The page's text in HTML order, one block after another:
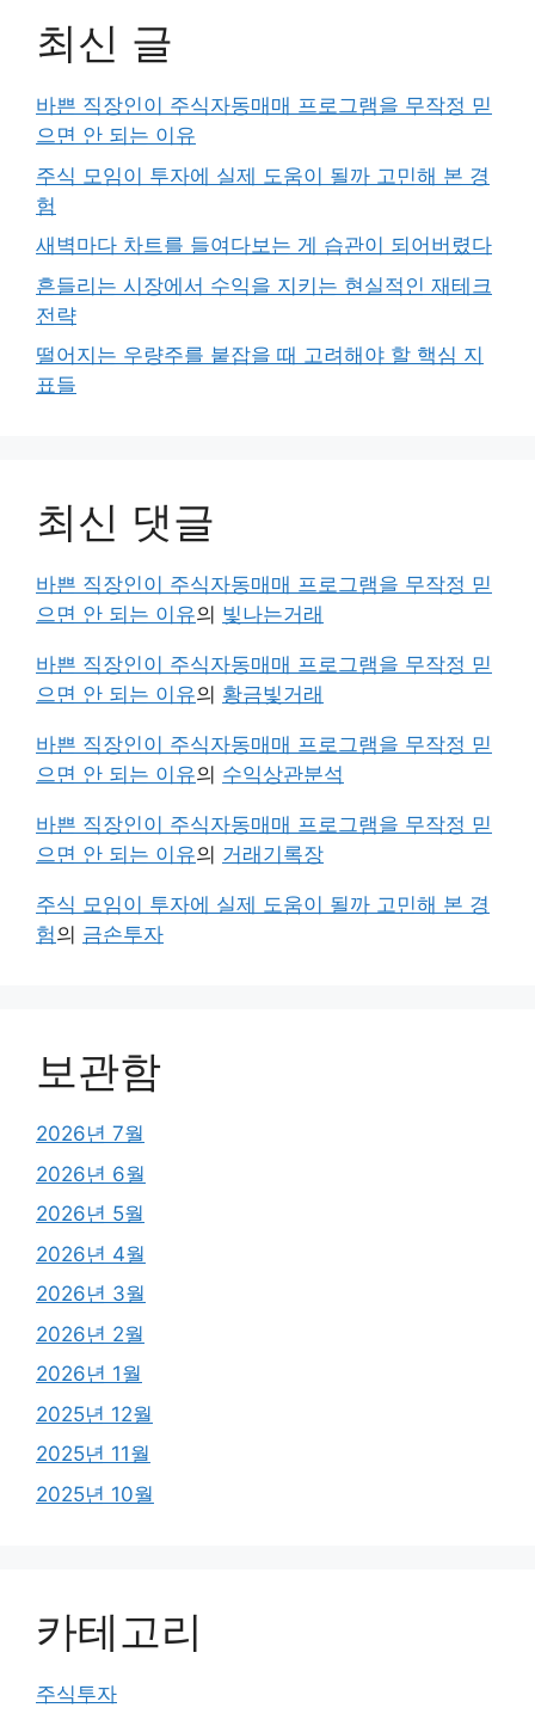
최신 글
바쁜 직장인이 주식자동매매 프로그램을 무작정 믿
으면 안 되는 이유
주식 모임이 투자에 실제 도움이 될까 고민해 본 경
험
새벽마다 차트를 들여다보는 게 습관이 되어버렸다
흔들리는 시장에서 수익을 지키는 현실적인 재테크
전략
떨어지는 우량주를 붙잡을 때 고려해야 할 핵심 지
표들
최신 댓글
바쁜 직장인이 주식자동매매 프로그램을 무작정 믿
으면 안 되는 이유의 빛나는거래
바쁜 직장인이 주식자동매매 프로그램을 무작정 믿
으면 안 되는 이유의 황금빛거래
바쁜 직장인이 주식자동매매 프로그램을 무작정 믿
으면 안 되는 이유의 수익상관분석
바쁜 직장인이 주식자동매매 프로그램을 무작정 믿
으면 안 되는 이유의 거래기록장
주식 모임이 투자에 실제 도움이 될까 고민해 본 경
험의 금손투자
보관함
2026년 7월
2026년 6월
2026년 5월
2026년 4월
2026년 3월
2026년 2월
2026년 1월
2025년 12월
2025년 11월
2025년 10월
카테고리
주식투자